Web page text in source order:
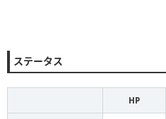
ステータス
HP